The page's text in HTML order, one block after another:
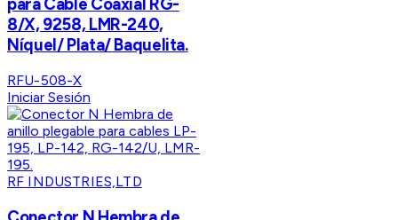
para Cable Coaxial RG-
8/X, 9258, LMR-240,
Níquel/ Plata/ Baquelita.
RFU-508-X
Iniciar Sesión
RF INDUSTRIES,LTD